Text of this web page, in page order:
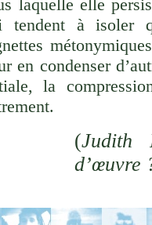
laquelle elle
tendent à isoler
en condenser
la
(Judith
d’œuvre